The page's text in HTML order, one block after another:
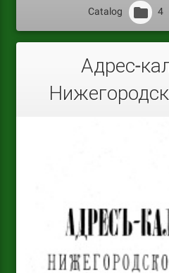
Catalog 4
Адрес-